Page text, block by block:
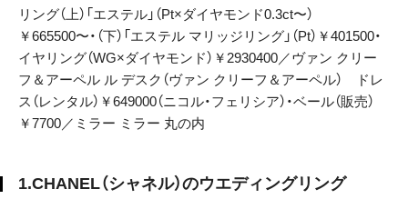
リング（上）「エステル」（Pt×ダイヤモンド0.3ct〜）
￥665500〜・（下）「エステル マリッジリング」（Pt）￥401500・
イヤリング（WG×ダイヤモンド）￥2930400／ヴァン クリー
フ＆アーペル ル デスク（ヴァン クリーフ＆アーペル） ドレ
ス（レンタル）￥649000（ニコル・フェリシア）・ベール（販売）
￥7700／ミラー ミラー 丸の内
1.CHANEL（シャネル）のウエディングリング